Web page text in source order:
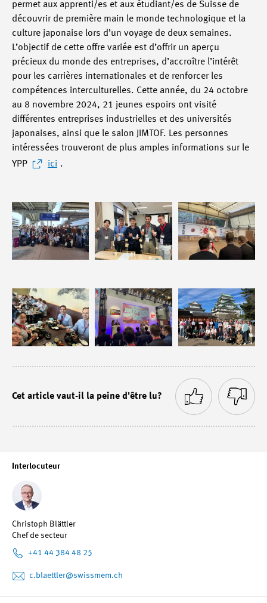
Interlocuteur
Christoph Blättler
Chef de secteur
+41 44 384 48 25
c.blaettler@swissmem.ch
permet aux apprenti/es et aux étudiant/es de Suisse de
découvrir de première main le monde technologique et la
culture japonaise lors d’un voyage de deux semaines.
L’objectif de cette offre variée est d’offrir un aperçu
précieux du monde des entreprises, d’accroître l’intérêt
pour les carrières internationales et de renforcer les
compétences interculturelles. Cette année, du 24 octobre
au 8 novembre 2024, 21 jeunes espoirs ont visité
différentes entreprises industrielles et des universités
japonaises, ainsi que le salon JIMTOF. Les personnes
intéressées trouveront de plus amples informations sur le
YPP
ici .
Cet article vaut-il la peine d'être lu?